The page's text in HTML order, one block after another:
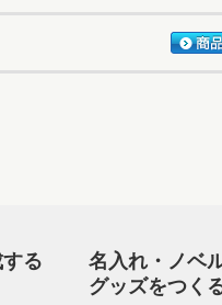
る
名入れ・ノベ
グッズをつく